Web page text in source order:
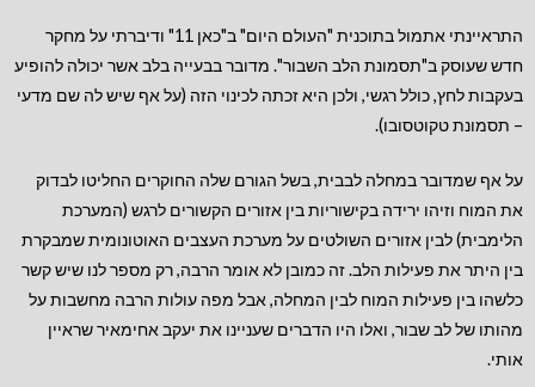
התראיינתי אתמול בתוכנית "העולם היום" ב"כאן 11" ודיברתי על מחקר
חדש שעוסק ב"תסמונת הלב השבור". מדובר בבעייה בלב אשר יכולה להופיע
בעקבות לחץ, כולל רגשי, ולכן היא זכתה לכינוי הזה (על אף שיש לה שם מדעי
– תסמונת טקוטסובו).
על אף שמדובר במחלה לבבית, בשל הגורם שלה החוקרים החליטולבדוק
את המוח וזיהו ירידה בקישוריות בין אזורים הקשורים לרגש (המערכת
הלימבית) לבין אזורים השולטים על מערכת העצבים האוטונומית שמבקרת
בין היתר את פעילות הלב. זה כמובן לא אומר הרבה, רק מספר לנו שיש קשר
כלשהו בין פעילות המוח לבין המחלה, אבל מפה עולות הרבה מחשבות על
מהותו של לב שבור, ואלו היו הדברים שעניינו את יעקב אחימאיר שראיין
אותי.